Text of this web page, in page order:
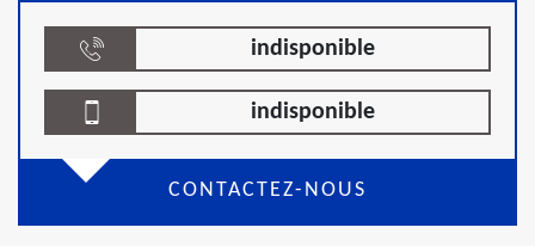
indisponible
indisponible
CONTACTEZ-NOUS